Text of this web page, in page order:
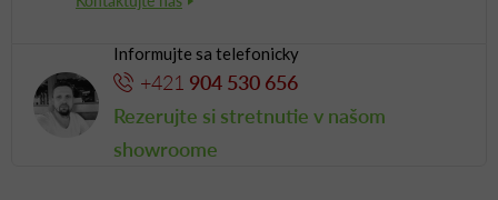
Informujte sa telefonicky
+421 904 530 656
Rezerujte si stretnutie v našom
showroome